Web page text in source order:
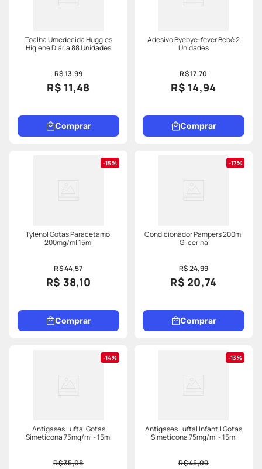
Toalha Umedecida Huggies
Higiene Diária 88 Unidades
R$ 13,99
R$ 11,48
Comprar
Adesivo Byebye-fever Bebê 2
Unidades
R$ 17,70
R$ 14,94
Comprar
15%
Tylenol Gotas Paracetamol
200mg/ml 15ml
R$ 44,57
R$ 38,10
Comprar
17%
Condicionador Pampers 200ml
Glicerina
R$ 24,99
R$ 20,74
Comprar
14%
Antigases Luftal Gotas
Simeticona 75mg/ml - 15ml
R$ 35,08
13%
Antigases Luftal Infantil Gotas
Simeticona 75mg/ml - 15ml
R$ 45,09